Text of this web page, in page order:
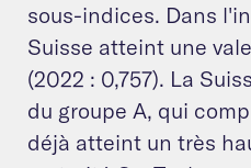
sous-indices. Dans
Suisse atteint une
(2022 : 0,757). La
du groupe A, qui
déjà atteint un très